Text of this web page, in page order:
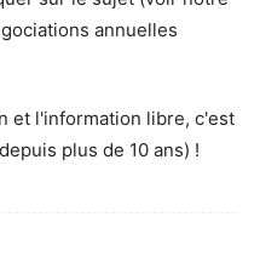
annuelles
et l'information libre, c'est
plus de 10 ans) !